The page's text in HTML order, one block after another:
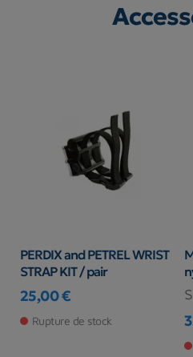
PERDIX and PETREL WRIST
STRAP KIT / pair
Prix
25,00 €
Rupture de stock